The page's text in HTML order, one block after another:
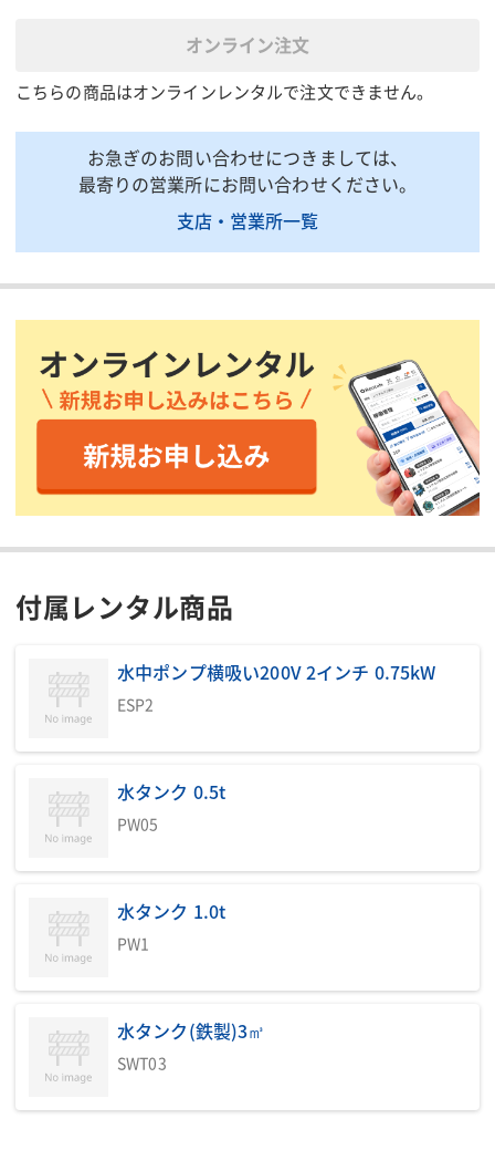
1.1
使用凝集剤
一剤粉末凝集剤
がございます。詳しい仕様につきましては、最寄の営業所までお問い合わせ下さ
凝集剤は、PACと高分子凝集剤(ポリマー)の2種類を使用します。
独特の凝集方式の採用により、高速の沈降分離が可能になりま
す。
■フローシート／注入量グラフ
・フローシート
ご参考にしてください。
オンライン注文
こちらの商品はオンラインレンタルで注文できません。
お急ぎのお問い合わせにつきましては、
最寄りの営業所にお問い合わせください。
支店・営業所一覧
付属レンタル商品
水中ポンプ横吸い200V 2インチ 0.75kW
ESP2
水タンク 0.5t
PW05
水タンク 1.0t
PW1
水タンク(鉄製)3㎥
SWT03